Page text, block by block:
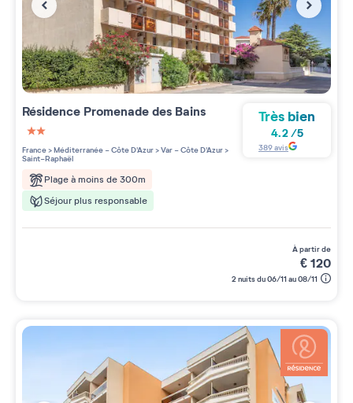
Résidence Promenade des Bains
2 étoiles sur 5
France>Méditerranée - Côte D'Azur>Var - Côte D'Azur>
Saint-Raphaël
Plage à moins de 300m
Séjour plus responsable
Très bien
4.2 /5
389avis
à partir de
€120
2 nuits du 06/11 au 08/11